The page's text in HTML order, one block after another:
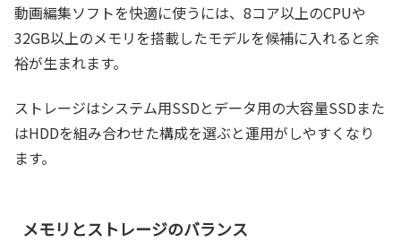
動画編集ソフトを快適に使うには、8コア以上のCPUや
32GB以上のメモリを搭載したモデルを候補に入れると余
裕が生まれます。
ストレージはシステム用SSDとデータ用の大容量SSDまた
はHDDを組み合わせた構成を選ぶと運用がしやすくなり
ます。
メモリとストレージのバランス